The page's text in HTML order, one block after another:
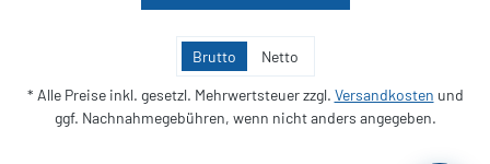
Brutto Netto
* Alle Preise inkl. gesetzl. Mehrwertsteuer zzgl. Versandkosten und
ggf. Nachnahmegebühren, wenn nicht anders angegeben.